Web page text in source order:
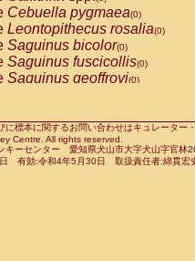
Cercocebus
Cercocebus
Cercocebus
Cercocebus
Cercocebushybrid
Papio anubis(0)
Papio cynocephalus
Papio hamadryas(0)
Cebuella pygmaea(0)
Leontopithecus rosalia(0)
Saguinus bicolor(0)
Saguinus fuscicollis(0)
Saguinus geoffroyi(0)
Saguinus leucopus(0)
Saguinus midas(0)
Saguinus mystax(0)
に標本に関するお問い合わせはキュレータ
Centre. All rights reserved.
キーセンター 愛知県犬山市大字犬山字官
有効:令和4年5月30日 取扱責任者:綿貫宏